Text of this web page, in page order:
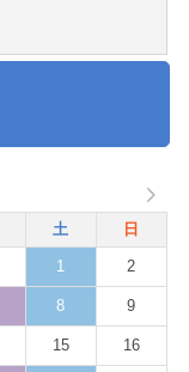
土 日
1 2
8 9
15 16